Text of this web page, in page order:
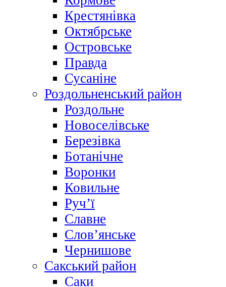
Крестянівка
Октябрське
Островське
Правда
Сусаніне
Роздольненський район
Роздольне
Новоселівське
Березівка
Ботанічне
Воронки
Ковильне
Руч’ї
Славне
Слов’янське
Чернишове
Сакський район
Саки